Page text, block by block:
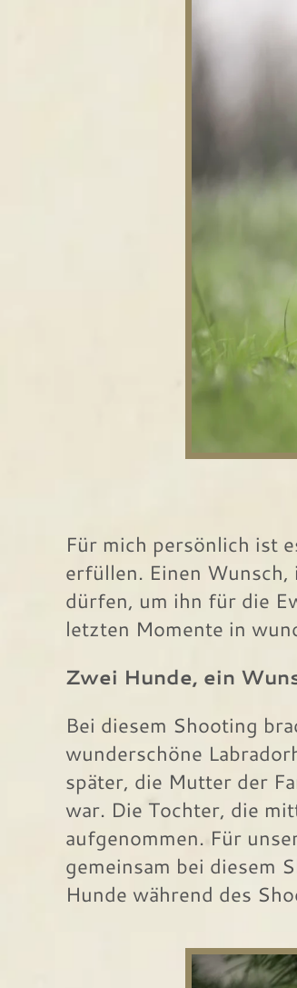
Für mich persönlich ist
erfüllen. Einen
dürfen, um ihn für die
letzten Momente in
Zwei Hunde, ein
Bei diesem Shooting
wunderschöne
später, die Mutter der
war. Die Tochter, die
aufgenommen. Für
gemeinsam bei diesem
Hunde während des